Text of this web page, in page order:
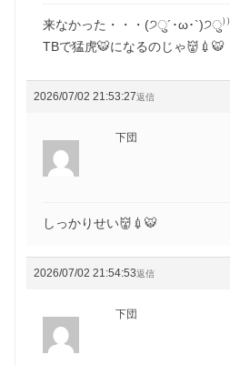
来なかった・・・(੭ु´･ω･`)੭ु⁾⁾
TBで猛虎🐯になるのじゃ👹💉🐯
2026/07/02 21:53:27返信
下団
しっかりせい👹💉🐯
2026/07/02 21:54:53返信
下団